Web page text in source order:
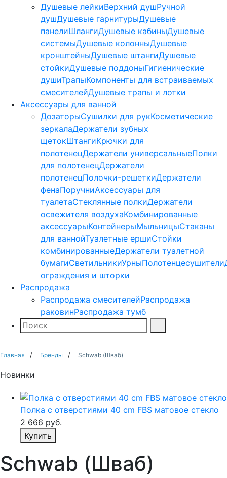
Душевые лейкиВерхний душРучной
душДушевые гарнитурыДушевые
панелиШлангиДушевые кабиныДушевые
системыДушевые колонныДушевые
кронштейныДушевые штангиДушевые
стойкиДушевые поддоныГигиенические
душиТрапыКомпоненты для встраиваемых
смесителейДушевые трапы и лотки
Аксессуары для ванной
ДозаторыСушилки для рукКосметические
зеркалаДержатели зубных
щетокШтангиКрючки для
полотенецДержатели универсальныеПолки
для полотенецДержатели
полотенецПолочки-решеткиДержатели
фенаПоручниАксессуары для
туалетаСтеклянные полкиДержатели
освежителя воздухаКомбинированные
аксессуарыКонтейнерыМыльницыСтаканы
для ваннойТуалетные ершиСтойки
комбинированныеДержатели туалетной
бумагиСветильникиУрныПолотенцесушители
ограждения и шторки
Распродажа
Распродажа смесителейРаспродажа
раковинРаспродажа тумб
Поиск
Главная Бренды Schwab (Шваб)
Новинки
Полка с отверстиями 40 cm FBS матовое стекло
2 666 руб.
Купить
Schwab (Шваб)